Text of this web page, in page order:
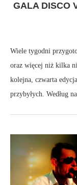
GALA DISCO
Wiele tygodni
oraz więcej niż kilka
kolejna, czwarta
przybyłych. Według